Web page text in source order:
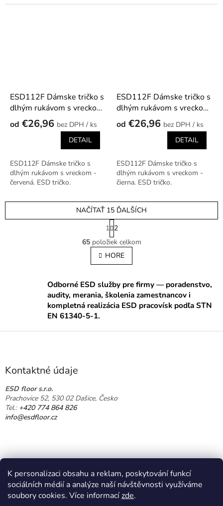
K personalizaci obsahu a reklam, poskytování funkcí
sociálních médií a analýze naší návštěvnosti využíváme
soubory cookies. Více informacízde.
ESD112F Dámske tričko s
dlhým rukávom s vreckom
- červená
od €26,96
/ ks
DETAIL
ESD112F Dámske tričko s
dlhým rukávom s vreckom -
červená. ESD tričko.
ESD112F Dámske tričko s
dlhým rukávom s vreckom
- čierna
od €26,96
/ ks
DETAIL
ESD112F Dámske tričko s
dlhým rukávom s vreckom -
čierna. ESD tričko.
O
v
l
á
a
c
i
e
r
i
NAČÍTAŤ 15 ĎALŠÍCH
S
t
r
á
n
k
v
a
n
i
1 2
65položiek celkom
HORE
Odborné ESD služby pre firmy — poradenstvo,
audity, merania, školenia zamestnancov i
kompletná realizácia ESD pracovísk podľa STN
EN 61340-5-1.
Z
Kontaktné údaje
ESD floor s.r.o.
Prachovice 52, 530 02 Dašice, Česko
Tel.: +420 774 864 826
info@esdfloor.cz